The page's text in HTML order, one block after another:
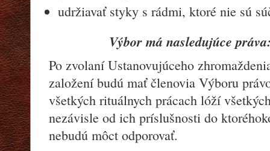
udržiavať styky s rádmi, ktoré nie sú
Výbor má nasledujúce
Po zvolaní Ustanovujúceho
založení budú mať členovia Výboru
všetkých rituálnych prácach lóží
nezávisle od ich príslušnosti do
nebudú môct odporovať.